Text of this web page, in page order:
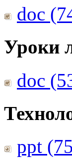
doc
Уроки
doc
ppt